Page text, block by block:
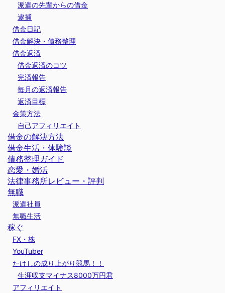
派遣の先輩からの借金
逮捕
借金日記
借金解決・債務整理
借金返済
借金返済のコツ
完済報告
毎月の返済報告
返済目標
金策方法
自己アフィリエイト
借金の解決方法
借金生活・体験談
債務整理ガイド
恋愛・婚活
法律事務所レビュー・評判
無職
派遣社員
無職生活
稼ぐ
FX・株
YouTuber
たけしの成り上がり競馬！！
生涯収支マイナス8000万円君
アフィリエイト